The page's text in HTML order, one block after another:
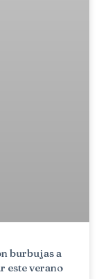
burbujas a
este verano